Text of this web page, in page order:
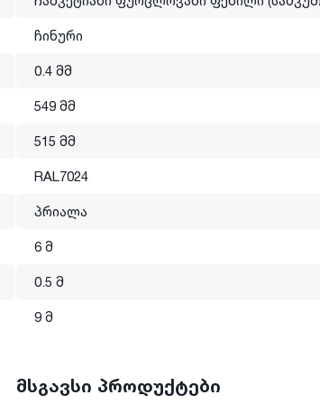
watch?v=hsMw2Q1omc0&t=26s
და უსაფრთხოებნის ნორმების დაცვა, რათა
სტანდარტების შესაბამისად
სერტიფიკატს.
ჩინური
0.4 მმ
549 მმ
515 მმ
RAL7024
პრიალა
6 მ
0.5 მ
9 მ
მსგავსი პროდუქტები